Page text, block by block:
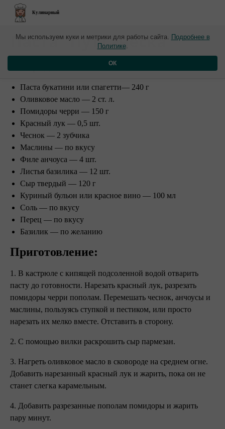
Кулинарный
​Паста "Путтанеска"
Паста букатини или спагетти— 240 г
Оливковое масло — 2 ст. л.
Помидоры черри — 150 г
Красный лук — 0,5 шт.
Чеснок — 2 зубчика
Маслины — по вкусу
Филе анчоуса — 4 шт.
Листья базилика — 12 шт.
Сыр твердый — 120 г
Куриный бульон или красное вино — 100 мл
Соль — по вкусу
Перец — по вкусу
Базилик — по желанию
Приготовление:
1. В кастрюле с кипящей подсоленной водой отварить
пасту до готовности. Нарезать красный лук, разрезать
помидоры черри пополам. Перемешать чеснок, анчоусы и
маслины, пользуясь ступкой и пестиком, или просто
нарезать их мелко вместе. Отставить в сторону.
2. С помощью вилки раскрошить сыр пармезан.
3. Нагреть оливковое масло в сковороде на среднем огне.
Добавить нарезанный красный лук и жарить, пока он не
станет слегка карамельным.
4. Добавить разрезанные пополам помидоры и жарить
пару минут.
Мы используем куки и метрики для работы сайта. Подробнее в
Политике.
ОК